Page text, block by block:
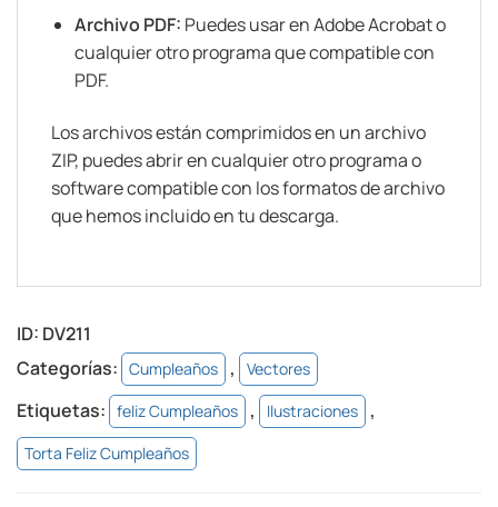
Archivo PDF: Puedes usar en Adobe Acrobat o
cualquier otro programa que compatible con
PDF.
Los archivos están comprimidos en un archivo
ZIP, puedes abrir en cualquier otro programa o
software compatible con los formatos de archivo
que hemos incluido en tu descarga.
ID: DV211
Categorías: Cumpleaños , Vectores
Etiquetas: feliz Cumpleaños , Ilustraciones ,
Torta Feliz Cumpleaños